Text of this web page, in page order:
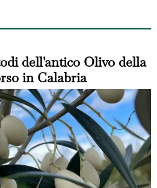
dell'antico Olivo della
in Calabria